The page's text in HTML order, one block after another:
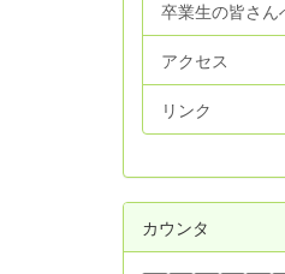
卒業生の皆さん
アクセス
リンク
カウンタ